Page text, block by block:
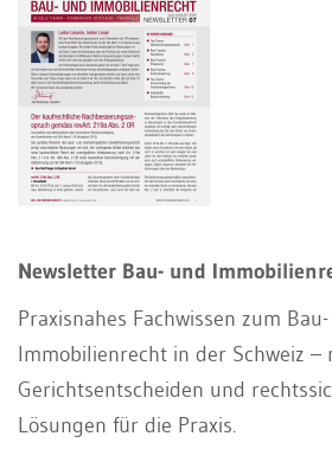
Newsletter Bau- und
Praxisnahes Fachwissen zum
Immobilienrecht in der Schweiz –
Gerichtsentscheiden und
Lösungen für die Praxis.